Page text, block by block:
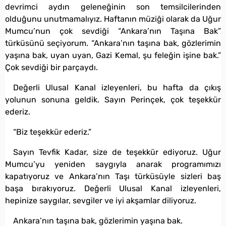
devrimci aydın geleneğinin son temsilcilerinden
olduğunu unutmamalıyız. Haftanın müziği olarak da Uğur
Mumcu’nun çok sevdiği “Ankara’nın Taşına Bak”
türküsünü seçiyorum. “Ankara’nın taşına bak, gözlerimin
yaşına bak, uyan uyan, Gazi Kemal, şu feleğin işine bak.”
Çok sevdiği bir parçaydı.
Değerli Ulusal Kanal izleyenleri, bu hafta da çıkış
yolunun sonuna geldik. Sayın Perinçek, çok teşekkür
ederiz.
“Biz teşekkür ederiz.”
Sayın Tevfik Kadar, size de teşekkür ediyoruz. Uğur
Mumcu’yu yeniden saygıyla anarak programımızı
kapatıyoruz ve Ankara’nın Taşı türküsüyle sizleri baş
başa bırakıyoruz. Değerli Ulusal Kanal izleyenleri,
hepinize saygılar, sevgiler ve iyi akşamlar diliyoruz.
Ankara’nın taşına bak, gözlerimin yaşına bak.